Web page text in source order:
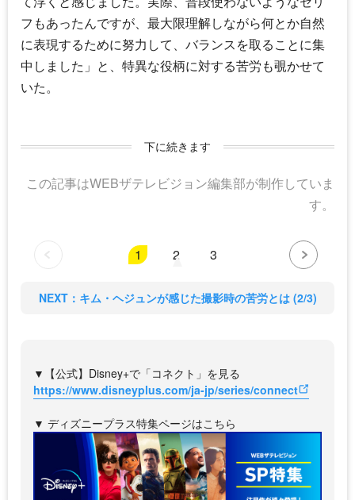
フもあったんですが、最大限理解しながら何とか自然
に表現するために努力して、バランスを取ることに集
中しました」と、特異な役柄に対する苦労も覗かせて
いた。
下に続きます
この記事はWEBザテレビジョン編集部が制作していま
す。
1 2 3
NEXT：キム・ヘジュンが感じた撮影時の苦労とは (2/3)
▼【公式】Disney+で「コネクト」を見る
https://www.disneyplus.com/ja-jp/series/connect
▼ ディズニープラス特集ページはこちら